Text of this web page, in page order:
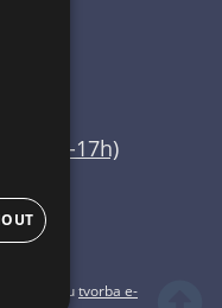
15-17h)
systémutvorba e-